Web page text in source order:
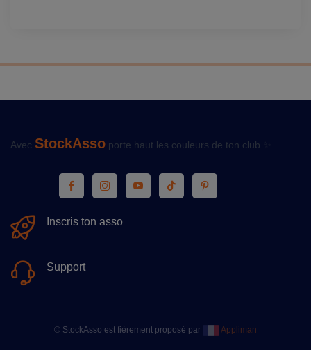
Avec StockAsso porte haut les couleurs de ton club ✨
Inscris ton asso
Support
© StockAsso est fièrement proposé par Appliman